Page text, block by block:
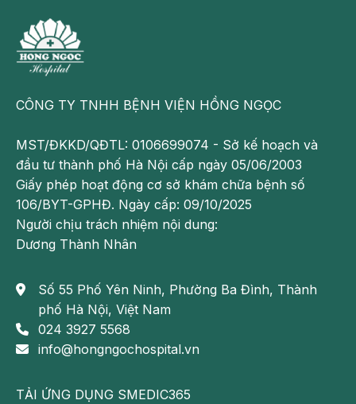
Theo dõi fanpage của Bệnh viện Đa khoa Hồng
Ngọc để biết thêm thông tin bổ ích khác:
https://www.facebook.com/BenhvienHongNgoc/
CÔNG TY TNHH BỆNH VIỆN HỒNG NGỌC
MST/ĐKKD/QĐTL: 0106699074 - Sở kế hoạch và
đầu tư thành phố Hà Nội cấp ngày 05/06/2003
Giấy phép hoạt động cơ sở khám chữa bệnh số
106/BYT-GPHĐ. Ngày cấp: 09/10/2025
Người chịu trách nhiệm nội dung:
Dương Thành Nhân
Số 55 Phố Yên Ninh, Phường Ba Đình, Thành
phố Hà Nội, Việt Nam
024 3927 5568
info@hongngochospital.vn
TẢI ỨNG DỤNG SMEDIC365